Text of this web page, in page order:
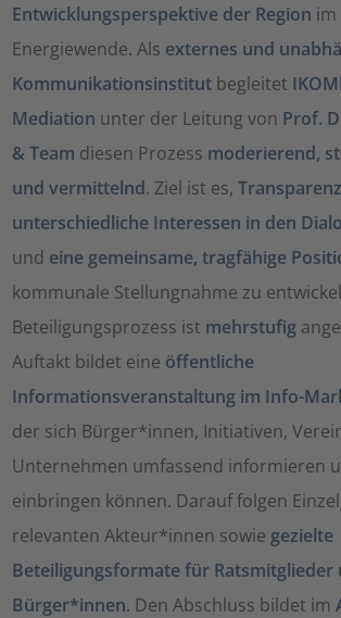
Entwicklungsperspektive der Region im
Energiewende. Als externes und
Kommunikationsinstitut begleitet
Mediation unter der Leitung von Prof.
& Team diesen Prozess moderierend,
und vermittelnd. Ziel ist es,
unterschiedliche Interessen in den
und eine gemeinsame, tragfähige
kommunale Stellungnahme zu
Beteiligungsprozess ist mehrstufig
Auftakt bildet eine öffentliche
Informationsveranstaltung im Info-
der sich Bürger*innen, Initiativen,
Unternehmen umfassend informieren
einbringen können. Darauf folgen
relevanten Akteur*innen sowie gezielte
Beteiligungsformate für Ratsmitglieder
Bürger*innen. Den Abschluss bildet im